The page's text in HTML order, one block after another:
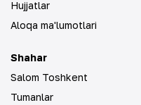
Hujjatlar
Aloqa ma'lumotlari
Shahar
Salom Toshkent
Tumanlar